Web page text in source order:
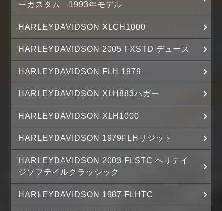
ーカスタム 1993年モデル
HARLEYDAVIDSON XLCH1000
HARLEYDAVIDSON 2005 FXSTD デュース
HARLEYDAVIDSON FLH 1979
HARLEYDAVIDSON XLH883ハガー
HARLEYDAVIDSON XLH1000
HARLEYDAVIDSON 1979FLHリジット
HARLEYDAVIDSON 2003 FLSTC ヘリテイ
ジソフテイルクラッシック
HARLEYDAVIDSON 1987 FLHTC